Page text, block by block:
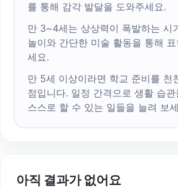
를 통해 감각 발달을 도와주세요.
만 3~4세는 상상력이 폭발하는 시
놀이와 간단한 미술 활동을 통해
세요.
만 5세 이상이라면 학교 준비를 천
점입니다. 일정 간격으로 생활 습
스스로 할 수 있는 일들을 늘려 보
아직 결과가 없어요